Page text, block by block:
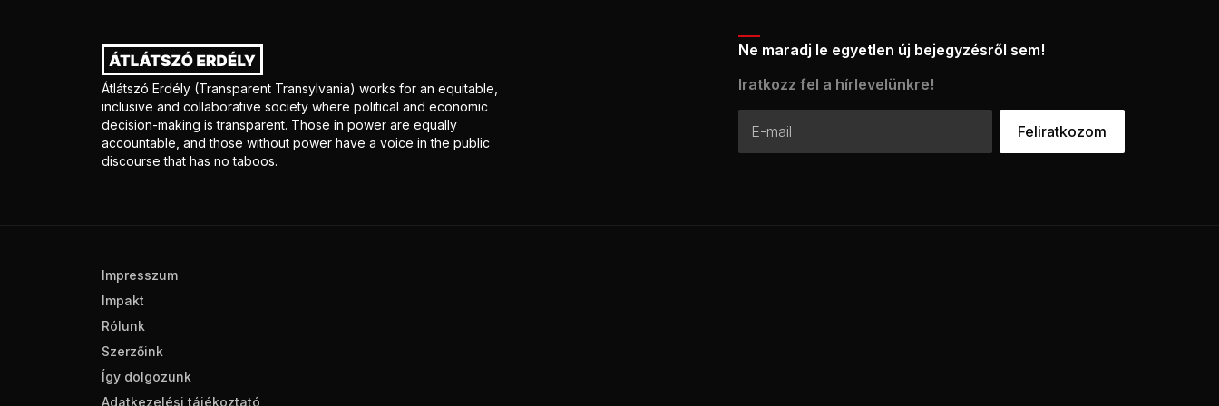
Átlátszó Erdély (Transparent Transylvania) works for an equitable,
inclusive and collaborative society where political and economic
decision-making is transparent. Those in power are equally
accountable, and those without power have a voice in the public
discourse that has no taboos.
Ne maradj le egyetlen új bejegyzésről sem!
Iratkozz fel a hírlevelünkre!
Impresszum
Impakt
Rólunk
Szerzőink
Így dolgozunk
Adatkezelési tájékoztató